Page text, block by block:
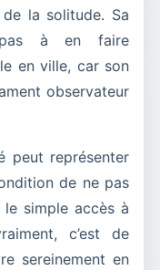
la solitude. Sa
à en faire
en ville, car son
observateur
peut représenter
de ne pas
simple accès à
c’est de
sereinement en